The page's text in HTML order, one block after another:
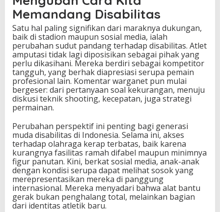
Memandang Disabilitas
Satu hal paling signifikan dari maraknya dukungan,
baik di stadion maupun sosial media, ialah
perubahan sudut pandang terhadap disabilitas. Atlet
amputasi tidak lagi diposisikan sebagai pihak yang
perlu dikasihani. Mereka berdiri sebagai kompetitor
tangguh, yang berhak diapresiasi serupa pemain
profesional lain. Komentar warganet pun mulai
bergeser: dari pertanyaan soal kekurangan, menuju
diskusi teknik shooting, kecepatan, juga strategi
permainan.
Perubahan perspektif ini penting bagi generasi
muda disabilitas di Indonesia. Selama ini, akses
terhadap olahraga kerap terbatas, baik karena
kurangnya fasilitas ramah difabel maupun minimnya
figur panutan. Kini, berkat sosial media, anak-anak
dengan kondisi serupa dapat melihat sosok yang
merepresentasikan mereka di panggung
internasional. Mereka menyadari bahwa alat bantu
gerak bukan penghalang total, melainkan bagian
dari identitas atletik baru.